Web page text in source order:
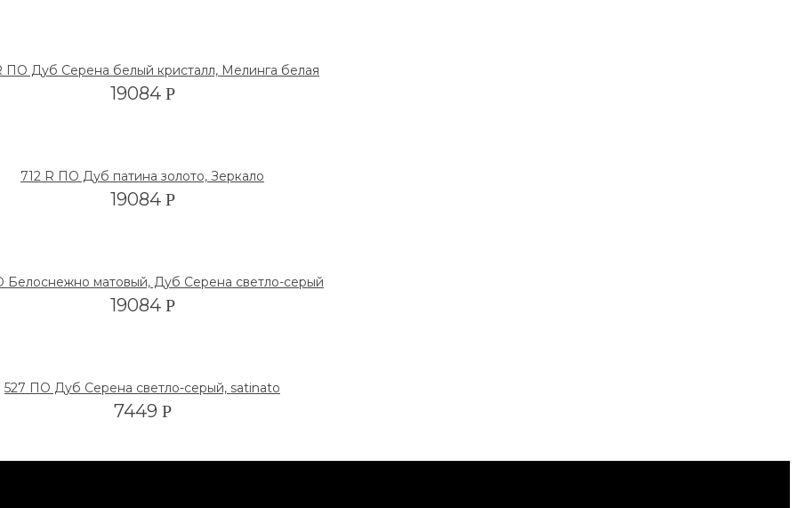
ПО Дуб Серена белый кристалл, Мелинга белая
19084 Р
712 R ПО Дуб патина золото, Зеркало
19084 Р
Белоснежно матовый, Дуб Серена светло-серый
19084 Р
527 ПО Дуб Серена светло-серый, satinato
7449 Р